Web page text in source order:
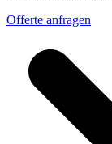
Offerte anfragen